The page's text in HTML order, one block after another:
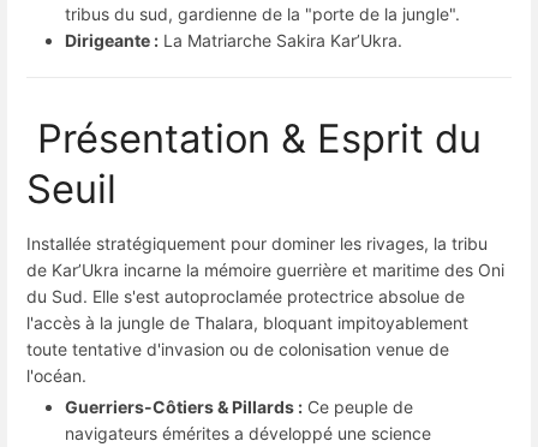
tribus du sud, gardienne de la "porte de la jungle".
Dirigeante : La Matriarche Sakira Kar’Ukra.
Présentation & Esprit du
Seuil
Installée stratégiquement pour dominer les rivages, la tribu
de Kar’Ukra incarne la mémoire guerrière et maritime des Oni
du Sud. Elle s'est autoproclamée protectrice absolue de
l'accès à la jungle de Thalara, bloquant impitoyablement
toute tentative d'invasion ou de colonisation venue de
l'océan.
Guerriers-Côtiers & Pillards : Ce peuple de
navigateurs émérites a développé une science